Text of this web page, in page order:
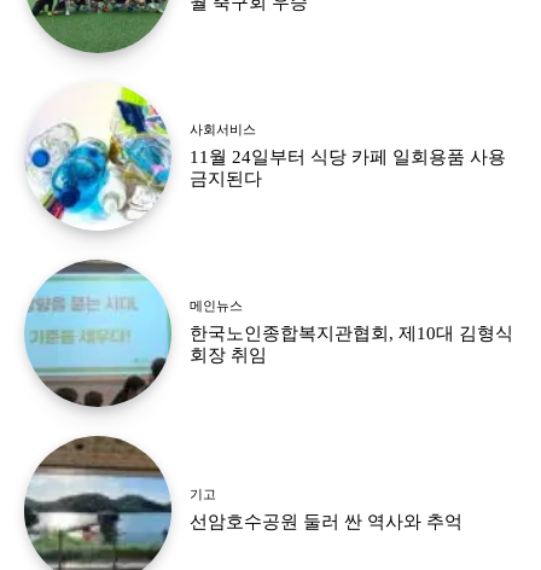
사회서비스
11월 24일부터 식당 카페 일회용품 사용
금지된다
메인뉴스
한국노인종합복지관협회, 제10대 김형식
회장 취임
기고
선암호수공원 둘러 싼 역사와 추억